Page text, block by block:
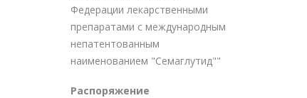
Федерации лекарственными
препаратами с международным
непатентованным
наименованием "Семаглутид""
Распоряжение